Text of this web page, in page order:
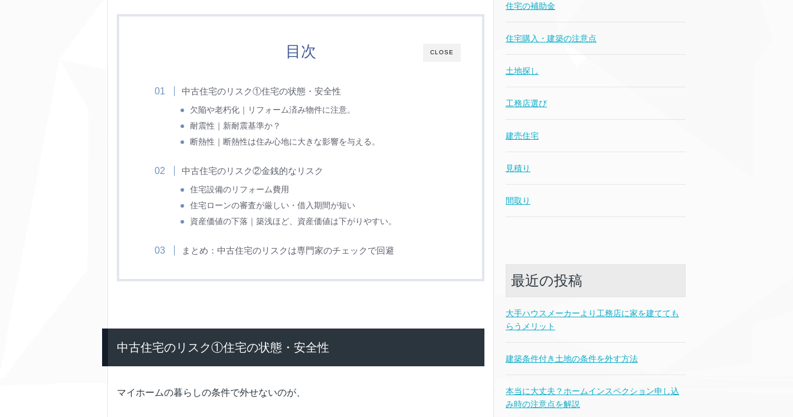
CLOSE
目次
中古住宅のリスク①住宅の状態・安全性
欠陥や老朽化｜リフォーム済み物件に注意。
耐震性｜新耐震基準か？
断熱性｜断熱性は住み心地に大きな影響を与える。
中古住宅のリスク②金銭的なリスク
住宅設備のリフォーム費用
住宅ローンの審査が厳しい・借入期間が短い
資産価値の下落｜築浅ほど、資産価値は下がりやすい。
まとめ：中古住宅のリスクは専門家のチェックで回避
中古住宅のリスク①住宅の状態・安全性
マイホームの暮らしの条件で外せないのが、
住宅の補助金
住宅購入・建築の注意点
土地探し
工務店選び
建売住宅
見積り
間取り
最近の投稿
大手ハウスメーカーより工務店に家を建てても
らうメリット
建築条件付き土地の条件を外す方法
本当に大丈夫？ホームインスペクション申し込
み時の注意点を解説